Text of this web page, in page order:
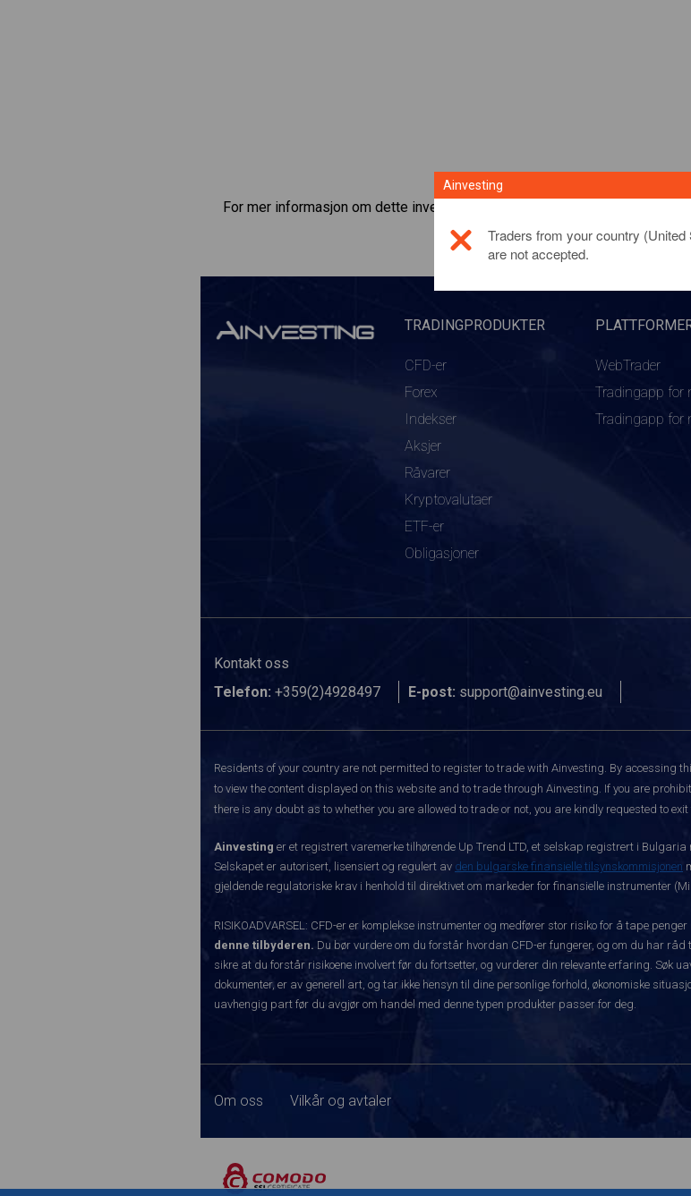
For mer informasjon om dette investeringsproduktet,
TRADINGPRODUKTER
CFD-er
Forex
Indekser
Aksjer
Råvarer
Kryptovalutaer
ETF-er
Obligasjoner
WebTrader
Tradingapp for
Tradingapp for
Kontakt oss
Telefon: +359(2)4928497 E-post: support@ainvesting.eu
Residents of your country are not permitted to register to trade with Ainvesting. By accessing
to view the content displayed on this website and to trade through Ainvesting. If you are
there is any doubt as to whether you are allowed to trade or not, you are kindly requested to
Ainvesting er et registrert varemerke tilhørende Up Trend LTD, et selskap registrert i
Selskapet er autorisert, lisensiert og regulert av den bulgarske finansielle tilsynskommisjonen
gjeldende regulatoriske krav i henhold til direktivet om markeder for finansielle instrumenter
RISIKOADVARSEL: CFD-er er komplekse instrumenter og medfører stor risiko for å tape
denne tilbyderen. Du bør vurdere om du forstår hvordan CFD-er fungerer, og om du har
sikre at du forstår risikoene involvert før du fortsetter, og vurderer din relevante erfaring. Søk
dokumenter, er av generell art, og tar ikke hensyn til dine personlige forhold, økonomiske
uavhengig part før du avgjør om handel med denne typen produkter passer for deg.
Om oss Vilkår og avtaler
Ainvesting
Traders from your country (United
are not accepted.